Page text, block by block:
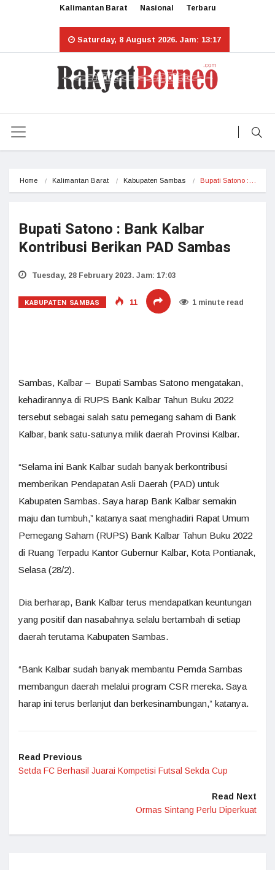
Kalimantan Barat Nasional Terbaru
Saturday, 8 August 2026. Jam: 13:17
Home Kalimantan Barat Kabupaten Sambas Bupati Satono :…
Bupati Satono : Bank Kalbar
Kontribusi Berikan PAD Sambas
Tuesday, 28 February 2023. Jam: 17:03
KABUPATEN SAMBAS 11 1 minute read
Sambas, Kalbar – Bupati Sambas Satono mengatakan,
kehadirannya di RUPS Bank Kalbar Tahun Buku 2022
tersebut sebagai salah satu pemegang saham di Bank
Kalbar, bank satu-satunya milik daerah Provinsi Kalbar.
“Selama ini Bank Kalbar sudah banyak berkontribusi
memberikan Pendapatan Asli Daerah (PAD) untuk
Kabupaten Sambas. Saya harap Bank Kalbar semakin
maju dan tumbuh,” katanya saat menghadiri Rapat Umum
Pemegang Saham (RUPS) Bank Kalbar Tahun Buku 2022
di Ruang Terpadu Kantor Gubernur Kalbar, Kota Pontianak,
Selasa (28/2).
Dia berharap, Bank Kalbar terus mendapatkan keuntungan
yang positif dan nasabahnya selalu bertambah di setiap
daerah terutama Kabupaten Sambas.
“Bank Kalbar sudah banyak membantu Pemda Sambas
membangun daerah melalui program CSR mereka. Saya
harap ini terus berlanjut dan berkesinambungan,” katanya.
Read Previous
Setda FC Berhasil Juarai Kompetisi Futsal Sekda Cup
Read Next
Ormas Sintang Perlu Diperkuat